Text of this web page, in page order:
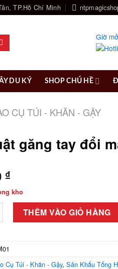
TP.Hồ Chí Minh
Giờ
DU KÝ SHOP CHÚ HỀ
CỤ TÚI - KHĂN - GẬY
găng tay đổi
₫
kho
tay đổi màu số lượng
THÊM VÀO GIỎ HÀNG
Cụ Túi - Khăn - Gậy, Sân Khấu Tổng